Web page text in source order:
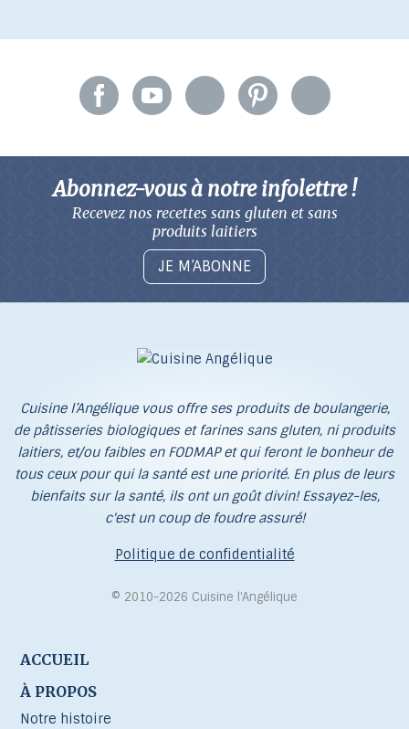
Abonnez-vous à notre infolettre !
Recevez nos recettes sans gluten et sans
produits laitiers
JE M’ABONNE
Cuisine l’Angélique vous offre ses produits de boulangerie,
de pâtisseries biologiques et farines sans gluten, ni produits
laitiers, et/ou faibles en FODMAP et qui feront le bonheur de
tous ceux pour qui la santé est une priorité. En plus de leurs
bienfaits sur la santé, ils ont un goût divin! Essayez-les,
c'est un coup de foudre assuré!
Politique de confidentialité
© 2010-2026 Cuisine l’Angélique
ACCUEIL
À PROPOS
Notre histoire